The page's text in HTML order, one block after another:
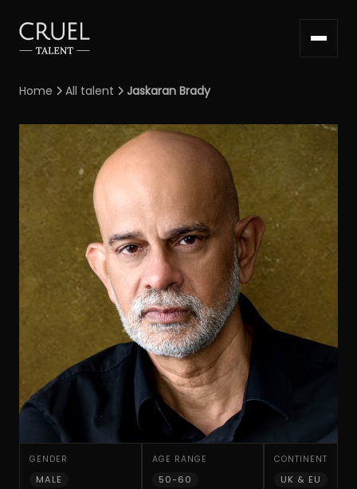
Home All talent Jaskaran Brady
GENDER
MALE
AGE RANGE
50-60
CONTINENT
UK & EU